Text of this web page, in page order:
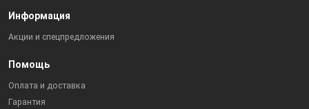
Информация
Акции и спецпредложения
Помощь
Оплата и доставка
Гарантия